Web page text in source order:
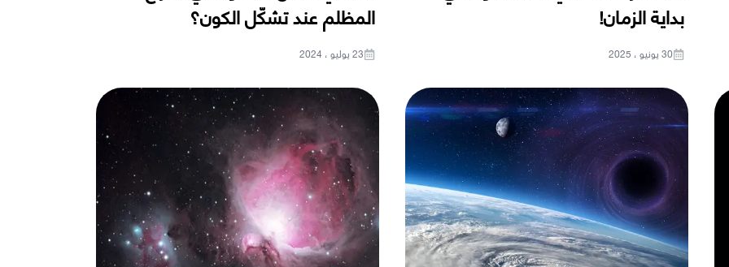
بداية الزمان!
30 يونيو ، 2025
المظلم عند تشكّل الكون؟
23 يوليو ، 2024